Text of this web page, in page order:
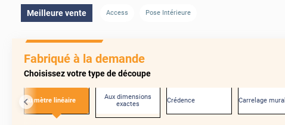
Meilleure vente Access Pose Intérieure
Fabriqué à la demande
Choisissez votre type de découpe
Au mètre linéaire
Aux dimensions
exactes
Crédence Carrelage mural